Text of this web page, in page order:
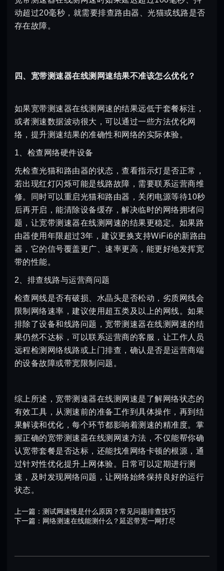
动超过20毫秒，就需要排查路由器、光猫或线路是否
存在故障。
四、宽带测速器在线测网速结果不准该怎么优化？
如果宽带测速器在线测网速的结果远低于套餐标注，
或者测速数据波动很大，可以通过一些方法优化网
络，提升测速结果的准确性和网络的实际体验。
1、检查网络硬件设备
先检查光猫和路由器的状态，查看指示灯是否正常，
若出现红灯闪烁可能是线路故障，需要联系运营商维
修。同时可以重启光猫和路由器，关闭电源等待10秒
后再开启，能清除设备缓存，解决临时的网络拥堵问
题，让宽带测速器在线测网速的结果更稳定。如果路
由器使用年限超过3年，建议更换支持WiFi6的新路由
器，它的信号覆盖更广、速率更高，能更好地发挥宽
带的性能。
2、排查线路与运营商问题
检查网线是否有破损、水晶头是否松动，劣质网线会
限制网络速率，建议使用超五类及以上的网线。如果
排除了设备和线路问题，宽带测速器在线测网速的结
果仍然不达标，可以联系运营商的客服，让工作人员
远程检测网络线路或上门排查，确认是否是运营商端
的设备故障或带宽限制问题。
综上所述，宽带测速器在线测网速是了解网络状态的
有效工具，从测速前的准备工作到具体操作，再到结
果解读和优化，每个环节都影响着测速的精准度。掌
握正确的宽带测速器在线测网速方法，不仅能帮你确
认宽带套餐是否达标，还能找准网络卡顿的根源，通
过针对性优化提升上网体验。日常可以定期进行测
速，及时发现网络问题，让网络始终保持良好的运行
状态。
上一篇： 测试网速慢是什么原因？常见问题排查技巧
下一篇： 网络测速在线能测什么？延迟带宽一网打尽